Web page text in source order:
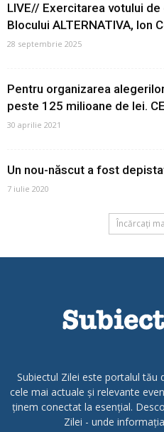
LIVE// Exercitarea votului
Blocului ALTERNATIVA, Ion
28 septembrie 2025
Pentru organizarea
peste 125 milioane de lei.
30 aprilie 2021
Un nou-născut a fost
7 iulie 2020
Încărcați
Subiectul Zilei este portalul tău
cele mai actuale și relevante
ținem conectat la esențial.
Zilei - unde